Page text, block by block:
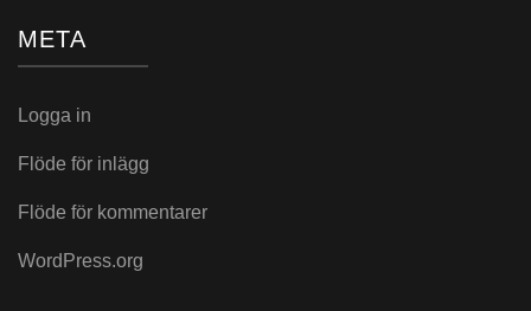
META
Logga in
Flöde för inlägg
Flöde för kommentarer
WordPress.org